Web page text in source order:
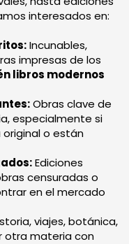
interesados en:
Incunables,
impresas de los
libros modernos
Obras clave de
especialmente si
o están
Ediciones
censuradas o
en el mercado
viajes, botánica,
otra materia con